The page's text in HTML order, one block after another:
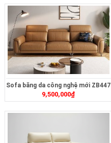
Sofa băng da công nghệ mới ZB447
9,500,000₫